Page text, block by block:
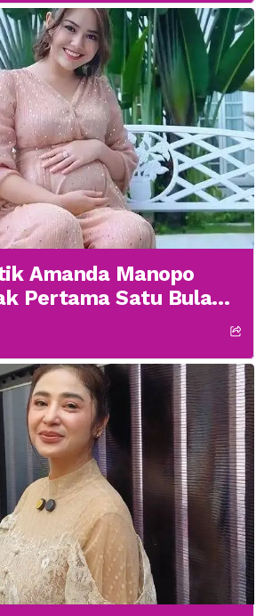
Amanda Manopo
Pertama Satu Bulan